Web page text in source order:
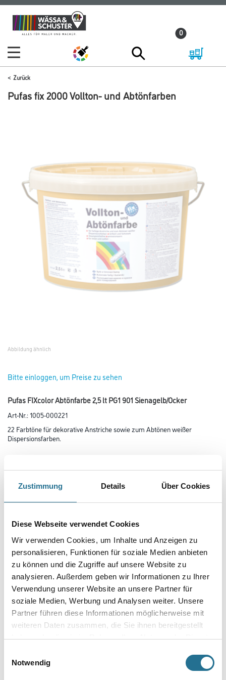
Zustimmung Details Über Cookies
Diese Webseite verwendet Cookies
Wir verwenden Cookies, um Inhalte und Anzeigen zu
personalisieren, Funktionen für soziale Medien anbieten
zu können und die Zugriffe auf unsere Website zu
analysieren. Außerdem geben wir Informationen zu Ihrer
Verwendung unserer Website an unsere Partner für
soziale Medien, Werbung und Analysen weiter. Unsere
Partner führen diese Informationen möglicherweise mit
weiteren Daten zusammen, die Sie ihnen bereitgestellt
haben oder die sie im Rahmen Ihrer Nutzung der Dienste
Notwendig
Zum
Inhalt
Zum
Navigationsmenü
0
Zurück
Pufas fix 2000 Vollton- und Abtönfarben
Abbildung ähnlich
Bitte einloggen, um Preise zu sehen
Pufas FIXcolor Abtönfarbe 2,5 lt PG1 901 Sienagelb/Ocker
Art-Nr.:1005-000221
22 Farbtöne für dekorative Anstriche sowie zum Abtönen weißer
Dispersionsfarben.
Gebinde
Umrechnungsfaktoren